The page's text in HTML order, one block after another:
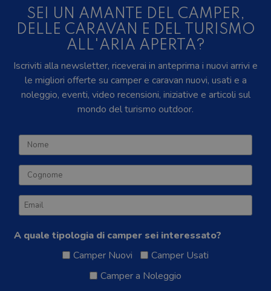
SEI UN AMANTE DEL CAMPER,
DELLE CARAVAN E DEL TURISMO
ALL'ARIA APERTA?
Iscriviti alla newsletter, riceverai in anteprima i nuovi arrivi e
le migliori offerte su camper e caravan nuovi, usati e a
noleggio, eventi, video recensioni, iniziative e articoli sul
mondo del turismo outdoor.
A quale tipologia di camper sei interessato?
Camper Nuovi
Camper Usati
Camper a Noleggio